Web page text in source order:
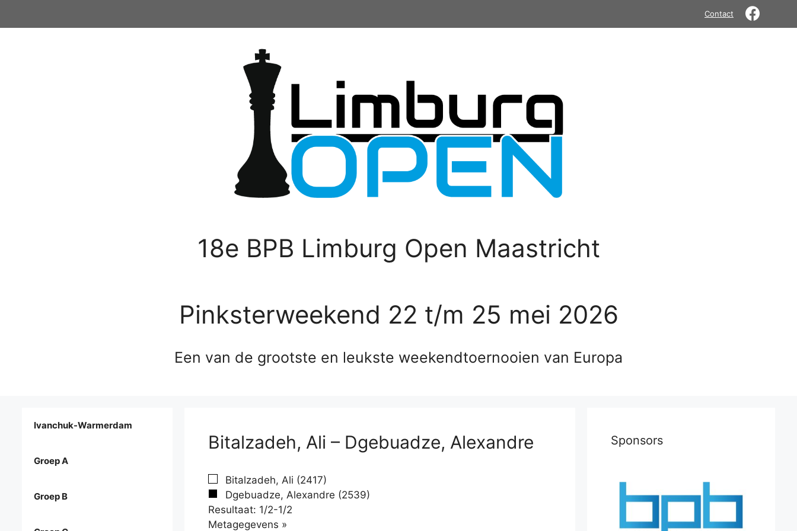
Contact
18e BPB Limburg Open Maastricht
Pinksterweekend 22 t/m 25 mei 2026
Een van de grootste en leukste weekendtoernooien van Europa
Bitalzadeh, Ali – Dgebuadze, Alexandre
Bitalzadeh, Ali (2417)
Dgebuadze, Alexandre (2539)
Resultaat: 1/2-1/2
Metagegevens »
Ivanchuk-Warmerdam
Groep A
Groep B
Sponsors